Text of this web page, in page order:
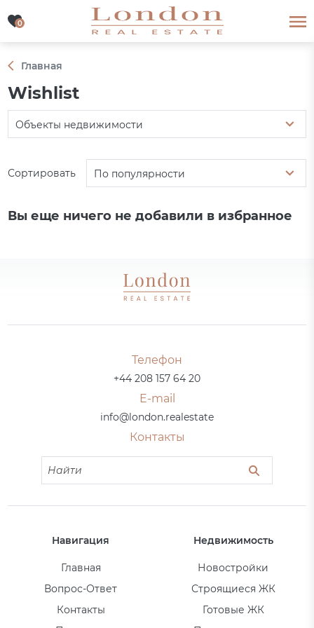
0
0
Главная
Wishlist
Объекты недвижимости
Сортировать По популярности
Вы еще ничего не добавили в избранное
Телефон
+44 208 157 64 20
E-mail
info@london.realestate
Контакты
Навигация
Главная
Вопрос-Ответ
Контакты
Недвижимость
Новостройки
Строящиеся ЖК
Готовые ЖК